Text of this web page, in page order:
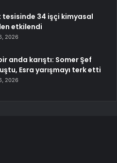
tesisinde 34 işçi kimyasal
etkilendi
2026
anda karıştı: Somer Şef
Esra yarışmayı terk etti
2026